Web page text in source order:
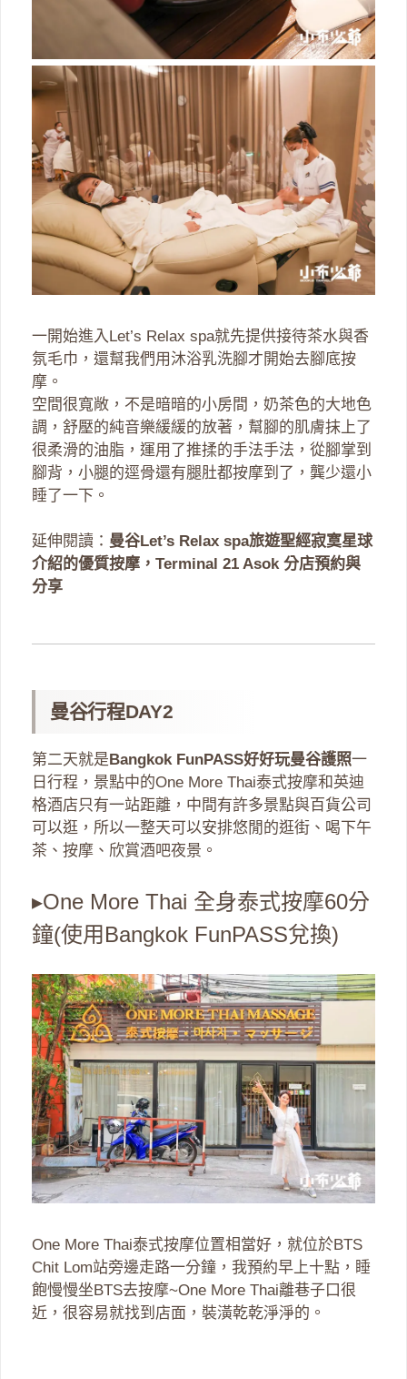
一開始進入Let’s Relax spa就先提供接待茶水與香
氛毛巾，還幫我們用沐浴乳洗腳才開始去腳底按
摩。
空間很寬敞，不是暗暗的小房間，奶茶色的大地色
調，舒壓的純音樂緩緩的放著，幫腳的肌膚抹上了
很柔滑的油脂，運用了推揉的手法手法，從腳掌到
腳背，小腿的逕骨還有腿肚都按摩到了，龔少還小
睡了一下。
延伸閱讀： 曼谷Let’s Relax spa旅遊聖經寂寞星球
介紹的優質按摩，Terminal 21 Asok 分店預約與
分享
曼谷行程DAY2
第二天就是 Bangkok FunPASS好好玩曼谷護照一
日行程，景點中的One More Thai泰式按摩和英迪
格酒店只有一站距離，中間有許多景點與百貨公司
可以逛，所以一整天可以安排悠閒的逛街、喝下午
茶、按摩、欣賞酒吧夜景。
▸One More Thai 全身泰式按摩60分
鐘(使用Bangkok FunPASS兌換)
One More Thai泰式按摩位置相當好，就位於BTS
Chit Lom站旁邊走路一分鐘，我預約早上十點，睡
飽慢慢坐BTS去按摩~One More Thai離巷子口很
近，很容易就找到店面，裝潢乾乾淨淨的。